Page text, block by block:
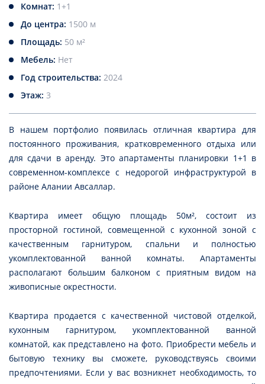
Комнат: 1+1
До центра: 1500 м
Площадь: 50 м²
Мебель: Нет
Год строительства: 2024
Этаж: 3
В нашем портфолио появилась отличная квартира для
постоянного проживания, кратковременного отдыха или
для сдачи в аренду. Это апартаменты планировки 1+1 в
современном-комплексе с недорогой инфраструктурой в
районе Алании Авсаллар.
Квартира имеет общую площадь 50м², состоит из
просторной гостиной, совмещенной с кухонной зоной с
качественным гарнитуром, спальни и полностью
укомплектованной ванной комнаты. Апартаменты
располагают большим балконом с приятным видом на
живописные окрестности.
Квартира продается с качественной чистовой отделкой,
кухонным гарнитуром, укомплектованной ванной
комнатой, как представлено на фото. Приобрести мебель и
бытовую технику вы сможете, руководствуясь своими
предпочтениями. Если у вас возникнет необходимость, то